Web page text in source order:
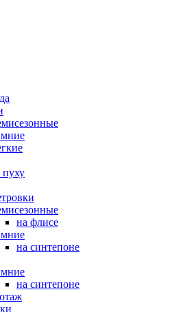
пуху
на флисе
на синтепоне
на синтепоне